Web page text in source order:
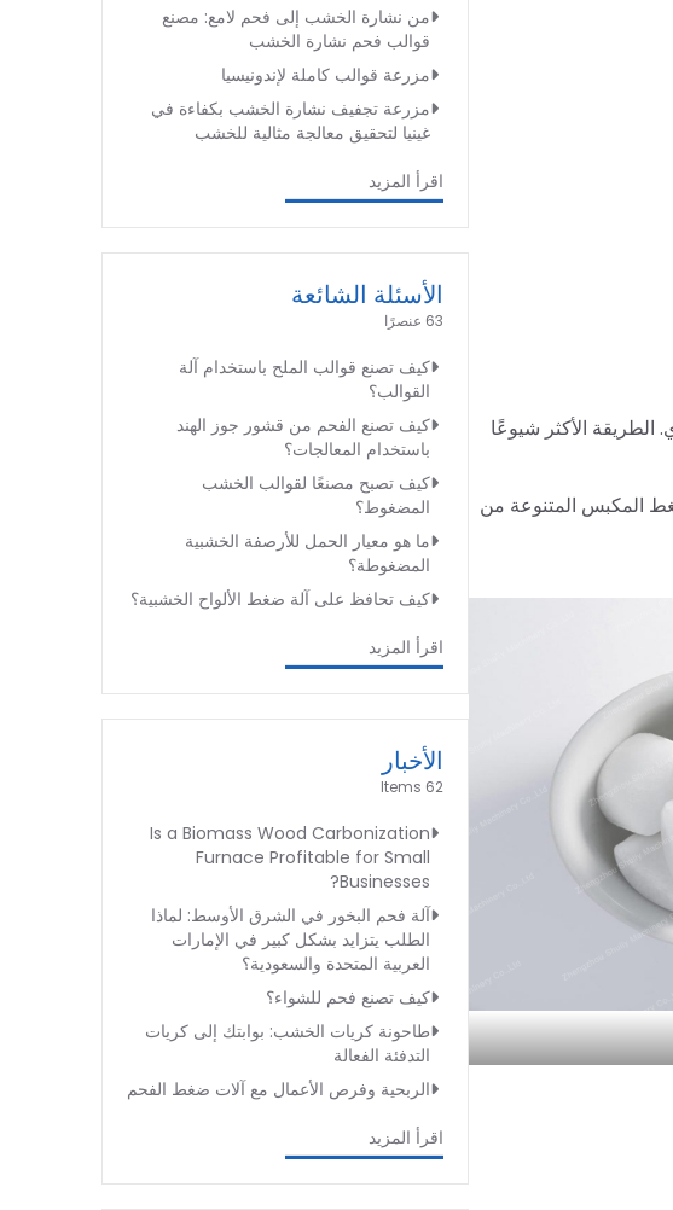
الأكثر شيوعًا
المكبس المتنوعة من
من نشارة الخشب إلى فحم لامع: مصنع
قوالب فحم نشارة الخشب
مزرعة قوالب كاملة لإندونيسيا
مزرعة تجفيف نشارة الخشب بكفاءة في
غينيا لتحقيق معالجة مثالية للخشب
اقرأ المزيد
الأسئلة الشائعة
63 عنصرًا
كيف تصنع قوالب الملح باستخدام آلة
القوالب؟
كيف تصنع الفحم من قشور جوز الهند
باستخدام المعالجات؟
كيف تصبح مصنعًا لقوالب الخشب
المضغوط؟
ما هو معيار الحمل للأرصفة الخشبية
المضغوطة؟
كيف تحافظ على آلة ضغط الألواح الخشبية؟
اقرأ المزيد
الأخبار
62 Items
Is a Biomass Wood Carbonization
Furnace Profitable for Small
Businesses?
آلة فحم البخور في الشرق الأوسط: لماذا
الطلب يتزايد بشكل كبير في الإمارات
العربية المتحدة والسعودية؟
كيف تصنع فحم للشواء؟
طاحونة كريات الخشب: بوابتك إلى كريات
التدفئة الفعالة
الربحية وفرص الأعمال مع آلات ضغط الفحم
اقرأ المزيد